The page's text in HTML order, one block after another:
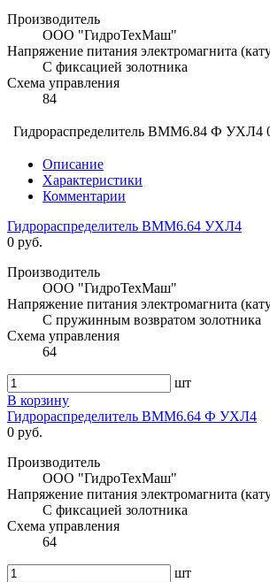
Производитель
ООО "ГидроТехМаш"
Напряжение питания электромагнита
С фиксацией золотника
Схема управления
84
Гидрораспределитель ВММ6.84 Ф УХЛ4
Описание
Характеристики
Комментарии
Гидрораспределитель ВММ6.64 УХЛ4
0 руб.
Производитель
ООО "ГидроТехМаш"
Напряжение питания электромагнита
С пружинным возвратом золотника
Схема управления
64
шт
В корзину
Гидрораспределитель ВММ6.64 Ф УХЛ4
0 руб.
Производитель
ООО "ГидроТехМаш"
Напряжение питания электромагнита
С фиксацией золотника
Схема управления
64
шт